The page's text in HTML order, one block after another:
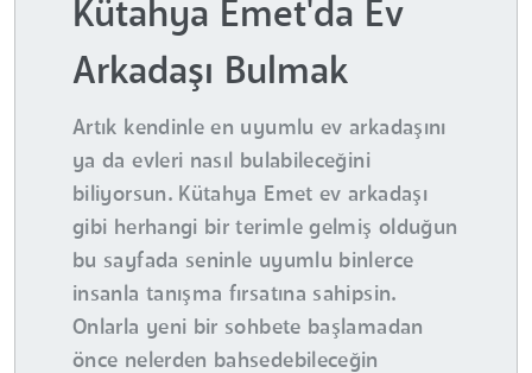
Kütahya Emet'da Ev
Arkadaşı Bulmak
Artık kendinle en uyumlu ev arkadaşını
ya da evleri nasıl bulabileceğini
biliyorsun. Kütahya Emet ev arkadaşı
gibi herhangi bir terimle gelmiş olduğun
bu sayfada seninle uyumlu binlerce
insanla tanışma fırsatına sahipsin.
Onlarla yeni bir sohbete başlamadan
önce nelerden bahsedebileceğin